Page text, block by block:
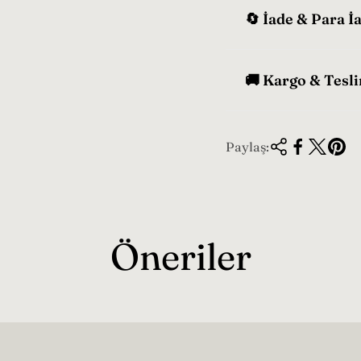
🔄 İade & Para
🚚 Kargo &
Paylaş:
Öneriler